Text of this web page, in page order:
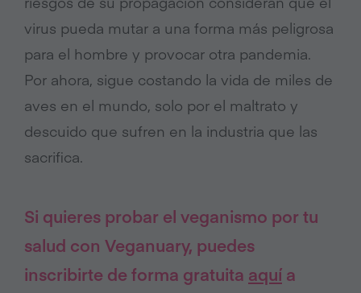
virus pueda mutar a una forma más peligrosa
para el hombre y provocar otra pandemia.
Por ahora, sigue costando la vida de miles de
aves en el mundo, solo por el maltrato y
descuido que sufren en la industria que las
sacrifica.
Si quieres probar el veganismo por tu
salud con Veganuary, puedes
inscribirte de forma gratuita aquí a